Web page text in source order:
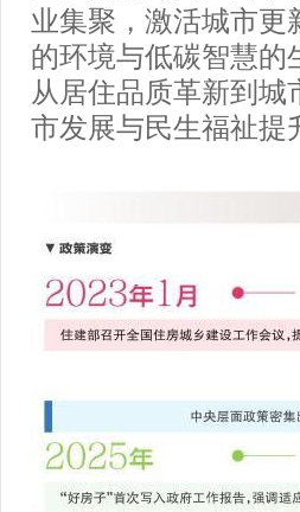
业集聚，激活城市更
的环境与低碳智慧的
从居住品质革新到城
市发展与民生福祉提